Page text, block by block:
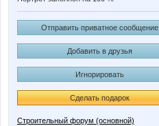
Отправить приватное сообщение
Добавить в друзья
Игнорировать
Сделать подарок
Строительный форум (основной)